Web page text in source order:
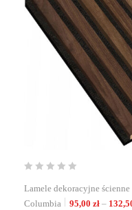
Lamele dekoracyjne
Columbia
95,00 zł –